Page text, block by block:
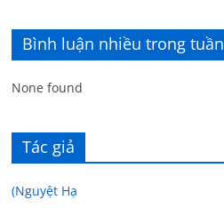
Bình luận nhiều trong tuần
None found
Tác giả
(Nguyệt Hạ